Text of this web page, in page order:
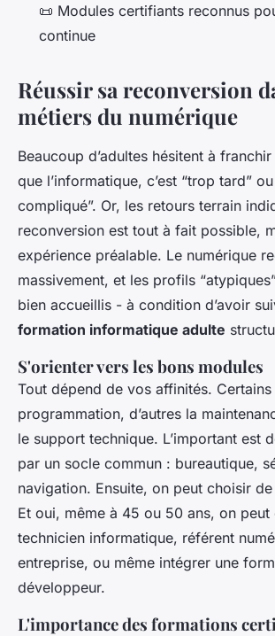
📜 Modules certifiants reconnus
continue
Réussir sa reconversion
métiers du numérique
Beaucoup d’adultes hésitent à
que l’informatique, c’est “trop tard”
compliqué”. Or, les retours terrain
reconversion est tout à fait possible,
expérience préalable. Le numérique
massivement, et les profils
bien accueillis - à condition d’avoir
formation informatique adulte
S'orienter vers les bons modules
Tout dépend de vos affinités.
programmation, d’autres la
le support technique. L’important est
par un socle commun : bureautique,
navigation. Ensuite, on peut choisir
Et oui, même à 45 ou 50 ans, on peut
technicien informatique, référent
entreprise, ou même intégrer une
développeur.
L'importance des formations